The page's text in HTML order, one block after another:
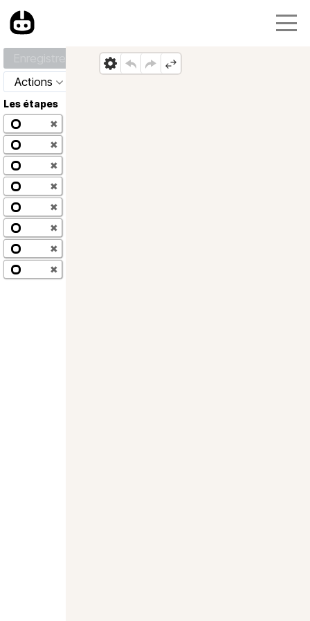
Actions
Les étapes
✖
✖
✖
✖
✖
✖
✖
✖